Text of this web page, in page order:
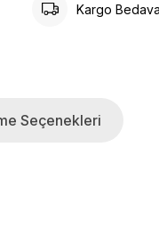
Kargo Bedava
Seçenekleri